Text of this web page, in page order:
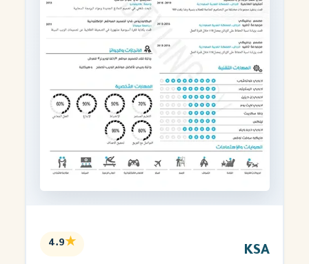
KSA
★
4.9